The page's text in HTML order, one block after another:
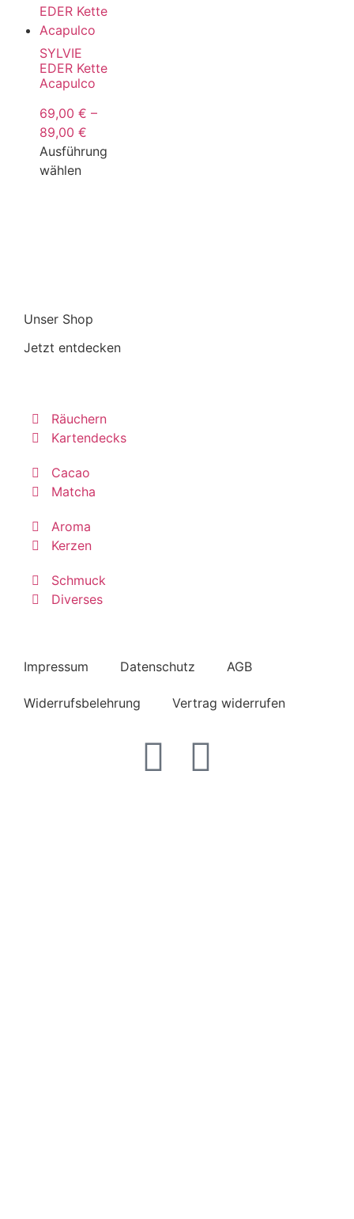
SYLVIE
EDER Kette
Acapulco
69,00 € –
89,00 €
Ausführung
wählen
Unser Shop
Jetzt entdecken
Räuchern
Kartendecks
Cacao
Matcha
Aroma
Kerzen
Schmuck
Diverses
Impressum Datenschutz AGB
Widerrufsbelehrung Vertrag widerrufen